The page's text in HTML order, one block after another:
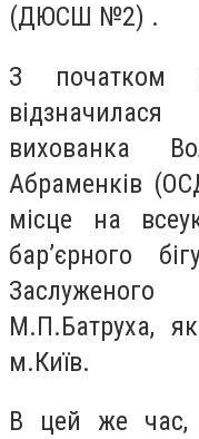
(ДЮСШ №2) .
З початком
вихованка
Абраменків
місце на
бар’єрного
М.П.Батруха,
м.Київ.
В цей же час,